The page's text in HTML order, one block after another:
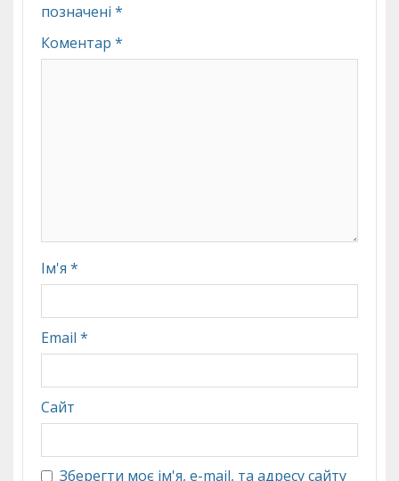
позначені *
Коментар *
Ім'я *
Email *
Сайт
Зберегти моє ім'я, e-mail, та адресу сайту